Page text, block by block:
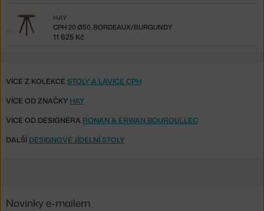
CPH 20 Ø50, BORDEAUX/BURGUNDY
HAY
11 625 Kč
VÍCE Z KOLEKCE STOLY A LAVICE CPH
VÍCE OD ZNAČKY HAY
VÍCE OD DESIGNÉRA RONAN & ERWAN BOUROULLEC
DALŠÍ DESIGNOVÉ JÍDELNÍ STOLY
Novinky e-mailem